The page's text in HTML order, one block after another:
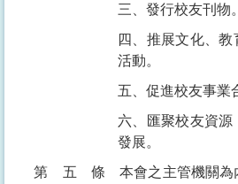
三、發行校友刊物。
四、推展文化、
活動。
五、促進校友事業
六、匯聚校友資
發展。
第五條 本會之主管機關